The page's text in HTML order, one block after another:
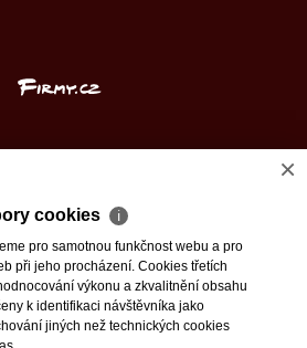
×
cookies ℹ
pro samotnou funkčnost webu a pro
při jeho procházení. Cookies třetích
výkonu a zkvalitnění obsahu
k identifikaci návštěvníka jako
jiných než technických cookies